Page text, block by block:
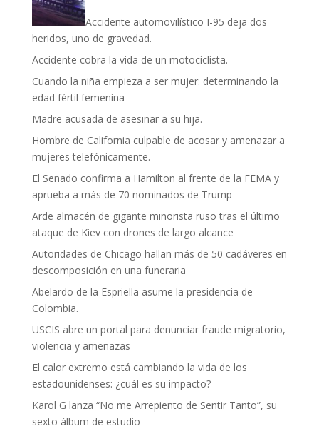
Accidente automovilístico I-95 deja dos
heridos, uno de gravedad.
Accidente cobra la vida de un motociclista.
Cuando la niña empieza a ser mujer: determinando la
edad fértil femenina
Madre acusada de asesinar a su hija.
Hombre de California culpable de acosar y amenazar a
mujeres telefónicamente.
El Senado confirma a Hamilton al frente de la FEMA y
aprueba a más de 70 nominados de Trump
Arde almacén de gigante minorista ruso tras el último
ataque de Kiev con drones de largo alcance
Autoridades de Chicago hallan más de 50 cadáveres en
descomposición en una funeraria
Abelardo de la Espriella asume la presidencia de
Colombia.
USCIS abre un portal para denunciar fraude migratorio,
violencia y amenazas
El calor extremo está cambiando la vida de los
estadounidenses: ¿cuál es su impacto?
Karol G lanza “No me Arrepiento de Sentir Tanto”, su
sexto álbum de estudio